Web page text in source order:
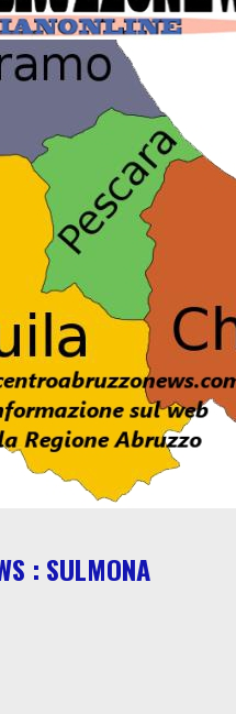
: SULMONA